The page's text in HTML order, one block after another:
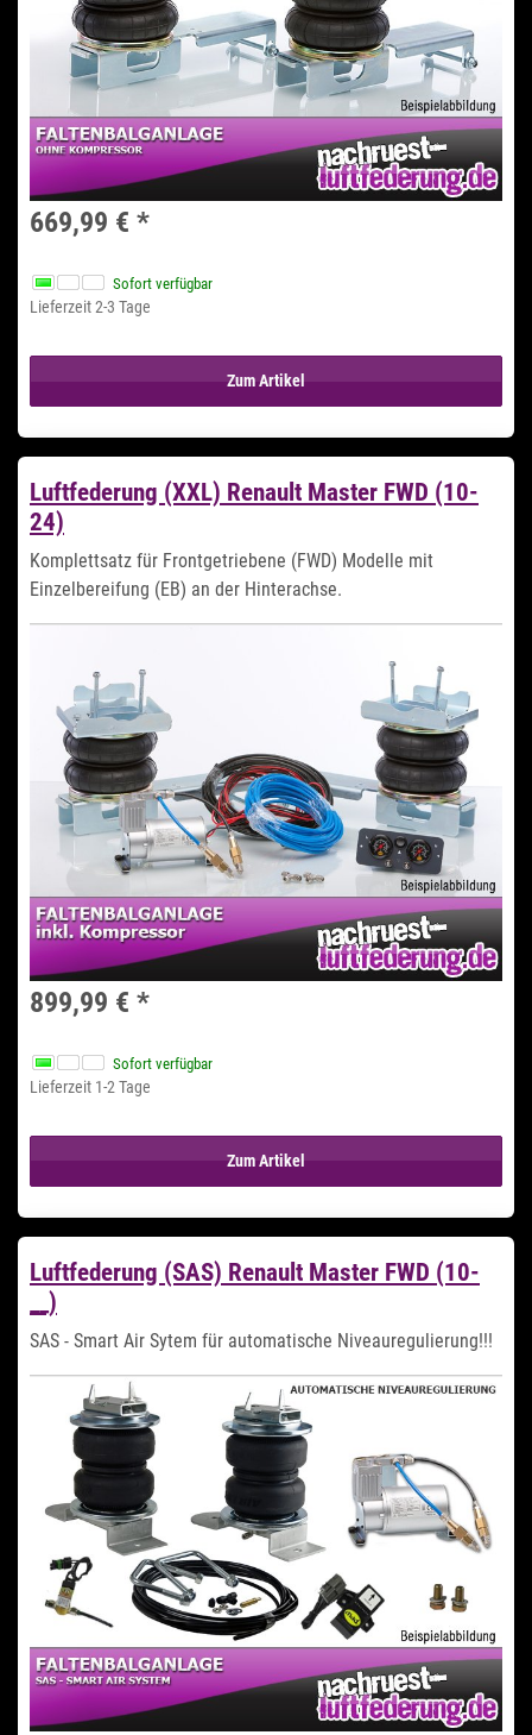
669,99 € *
Sofort verfügbar
Lieferzeit 2-3 Tage
Zum Artikel
Luftfederung (XXL) Renault Master FWD (10-
24)
Komplettsatz für Frontgetriebene (FWD) Modelle mit
Einzelbereifung (EB) an der Hinterachse.
899,99 € *
Sofort verfügbar
Lieferzeit 1-2 Tage
Zum Artikel
Luftfederung (SAS) Renault Master FWD (10-
__)
SAS - Smart Air Sytem für automatische Niveauregulierung!!!